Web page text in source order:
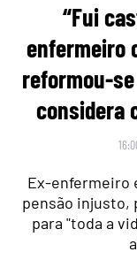
“Fui
enfermeiro
reformou-
considera
Ex-enfermeiro
pensão injusto,
para "toda a